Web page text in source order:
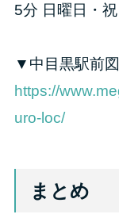
5分 日曜日・
▼中目黒駅前
https://
uro-loc/
まとめ